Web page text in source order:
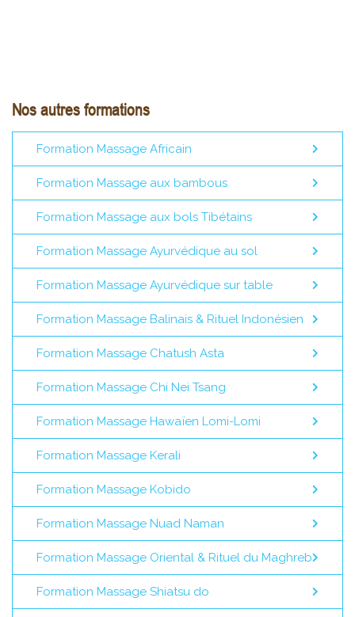
Nos autres formations
Formation Massage Africain
Formation Massage aux bambous
Formation Massage aux bols Tibétains
Formation Massage Ayurvédique au sol
Formation Massage Ayurvédique sur table
Formation Massage Balinais & Rituel Indonésien
Formation Massage Chatush Asta
Formation Massage Chi Nei Tsang
Formation Massage Hawaïen Lomi-Lomi
Formation Massage Kerali
Formation Massage Kobido
Formation Massage Nuad Naman
Formation Massage Oriental & Rituel du Maghreb
Formation Massage Shiatsu do